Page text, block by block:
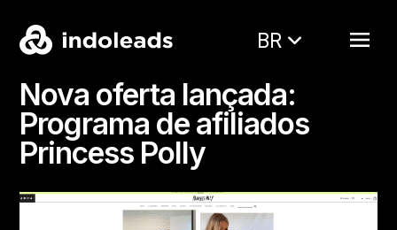
BR
Nova oferta lançada:
Programa de afiliados
Princess Polly